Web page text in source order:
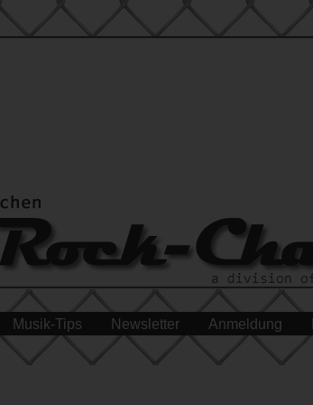
Musik-Tips Newsletter Anmeldung